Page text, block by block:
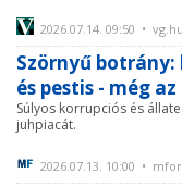
2026.07.14. 09:50 • vg.hu
Szörnyű
és pestis - még
Súlyos korrupciós és
juhpiacát.
2026.07.13. 10:00 •